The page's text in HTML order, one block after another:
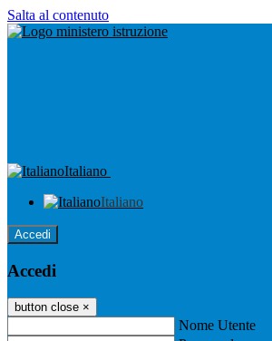
Salta al contenuto
Italiano
Italiano
Accedi
Accedi
button close ×
Nome Utente